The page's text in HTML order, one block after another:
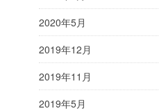
2020年5月
2019年12月
2019年11月
2019年5月